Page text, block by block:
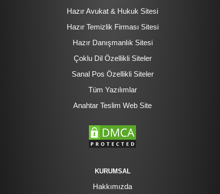
Hazır Avukat & Hukuk Sitesi
Hazır Temizlik Firması Sitesi
Hazır Danışmanlık Sitesi
Çoklu Dil Özellikli Siteler
Sanal Pos Özellikli Siteler
Tüm Yazılımlar
Anahtar Teslim Web Site
KURUMSAL
Hakkımızda